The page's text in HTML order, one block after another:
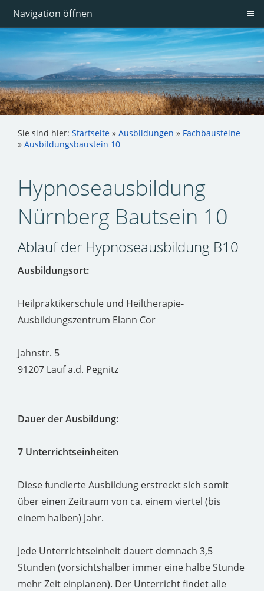
Navigation öffnen
Sie sind hier: Startseite » Ausbildungen » Fachbausteine
» Ausbildungsbaustein 10
Hypnoseausbildung
Nürnberg Bautsein 10
Ablauf der Hypnoseausbildung B10
Ausbildungsort:
Heilpraktikerschule und Heiltherapie-
Ausbildungszentrum Elann Cor
Jahnstr. 5
91207 Lauf a.d. Pegnitz
Dauer der Ausbildung:
7 Unterrichtseinheiten
Diese fundierte Ausbildung erstreckt sich somit
über einen Zeitraum von ca. einem viertel (bis
einem halben) Jahr.
Jede Unterrichtseinheit dauert demnach 3,5
Stunden (vorsichtshalber immer eine halbe Stunde
mehr Zeit einplanen). Der Unterricht findet alle